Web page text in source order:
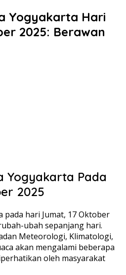
Yogyakarta Hari
2025: Berawan
Yogyakarta Pada
2025
pada hari Jumat, 17 Oktober
ubah sepanjang hari.
Meteorologi, Klimatologi,
akan mengalami beberapa
oleh masyarakat